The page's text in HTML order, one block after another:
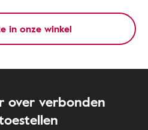
in onze winkel
over verbonden